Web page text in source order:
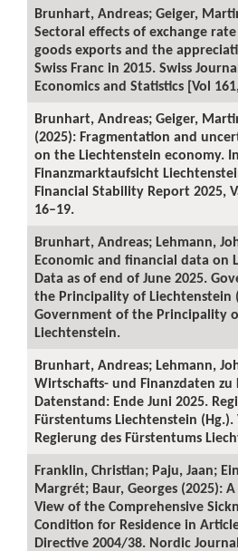
Brunhart, Andreas; Geiger,
Sectoral effects of exchange rate
goods exports and the
Swiss Franc in 2015. Swiss
Economics and Statistics [Vol
Brunhart, Andreas; Geiger,
(2025): Fragmentation and
on the Liechtenstein economy.
Finanzmarktaufsicht
Financial Stability Report 2025,
16–19.
Brunhart, Andreas; Lehmann,
Economic and financial data on
Data as of end of June 2025.
the Principality of Liechtenstein
Government of the Principality
Liechtenstein.
Brunhart, Andreas; Lehmann,
Wirtschafts- und Finanzdaten zu
Datenstand: Ende Juni 2025.
Fürstentums Liechtenstein (Hg.).
Regierung des Fürstentums
Franklin, Christian; Paju, Jaan;
Margrét; Baur, Georges (2025):
View of the Comprehensive
Condition for Residence in
Directive 2004/38. Nordic